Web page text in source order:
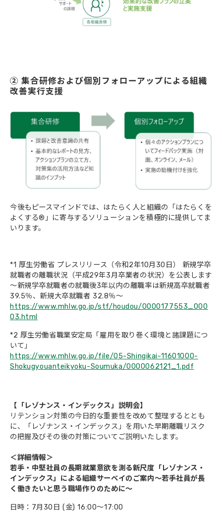
② 集合研修および個別フォローアップによる組織
改善実行支援
今後もピースマインドでは、はたらく人と組織の「はたらくを
よくする®」に寄与するソリューションを積極的に提供してま
いります。
*1 厚生労働省 プレスリリース（令和2年10月30日） 新規学卒
就職者の離職状況（平成29年3月卒業者の状況）を公表します
～新規学卒就職者の就職後3年以内の離職率は新規高卒就職者
39.5％、新規大卒就職者 32.8％～
https://www.mhlw.go.jp/stf/houdou/0000177553_000
03.html
*2 厚生労働省職業安定局「雇用を取り巻く環境と諸課題につ
いて」
https://www.mhlw.go.jp/file/05-Shingikai-11601000-
Shokugyouanteikyoku-Soumuka/0000062121_1.pdf
【「レゾナンス・インデックス」説明会】
リテンション対策の今日的な重要性を改めて整理するととも
に、「レゾナンス・インデックス」を用いた早期離職リスク
の把握及びその後の対策についてご説明いたします。
＜詳細情報＞
若手・中堅社員の長期就業意欲を測る新尺度「レゾナンス・
インデックス」による組織サーベイのご案内～若手社員が長
く働きたいと思う職場作りのために～
日時：7月30日 (金) 16:00～17:00